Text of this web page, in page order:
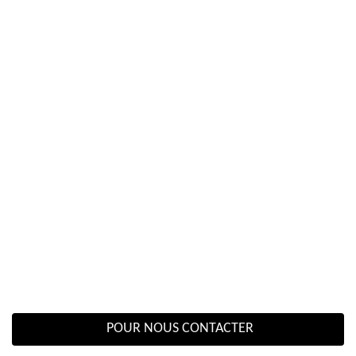
POUR NOUS CONTACTER